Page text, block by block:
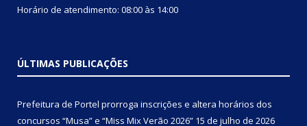
Horário de atendimento: 08:00 às 14:00
ÚLTIMAS PUBLICAÇÕES
Prefeitura de Portel prorroga inscrições e altera horários dos
concursos “Musa” e “Miss Mix Verão 2026” 15 de julho de 2026